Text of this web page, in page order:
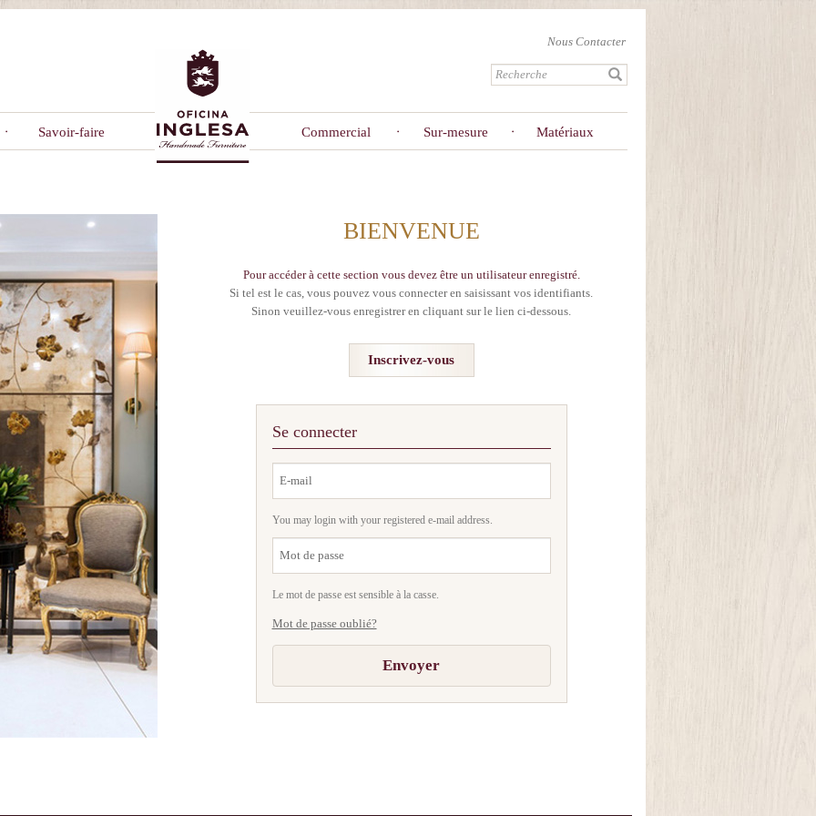
Nous Contacter
Savoir-faire Commercial Sur-mesure Matériaux
BIENVENUE
Pour accéder à cette section vous devez être un utilisateur enregistré.
Si tel est le cas, vous pouvez vous connecter en saisissant vos identifiants.
Sinon veuillez-vous enregistrer en cliquant sur le lien ci-dessous.
Inscrivez-vous
Se connecter
You may login with your registered e-mail address.
Le mot de passe est sensible à la casse.
Mot de passe oublié?
Envoyer